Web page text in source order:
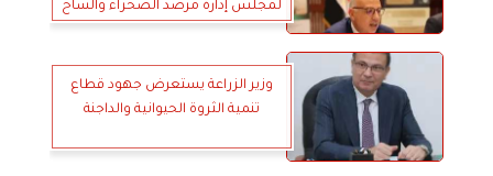
لمجلس إدارة مرصد الصحراء والساح
وزير الزراعة يستعرض جهود قطاع
تنمية الثروة الحيوانية والداجنة